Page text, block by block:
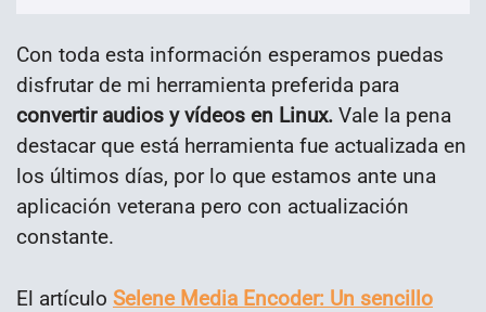
Con toda esta información esperamos puedas
disfrutar de mi herramienta preferida para
convertir audios y vídeos en Linux. Vale la pena
destacar que está herramienta fue actualizada en
los últimos días, por lo que estamos ante una
aplicación veterana pero con actualización
constante.
El artículo Selene Media Encoder: Un sencillo